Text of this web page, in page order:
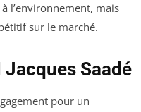
l’environnement, mais
sur le marché.
Jacques Saadé
pour un